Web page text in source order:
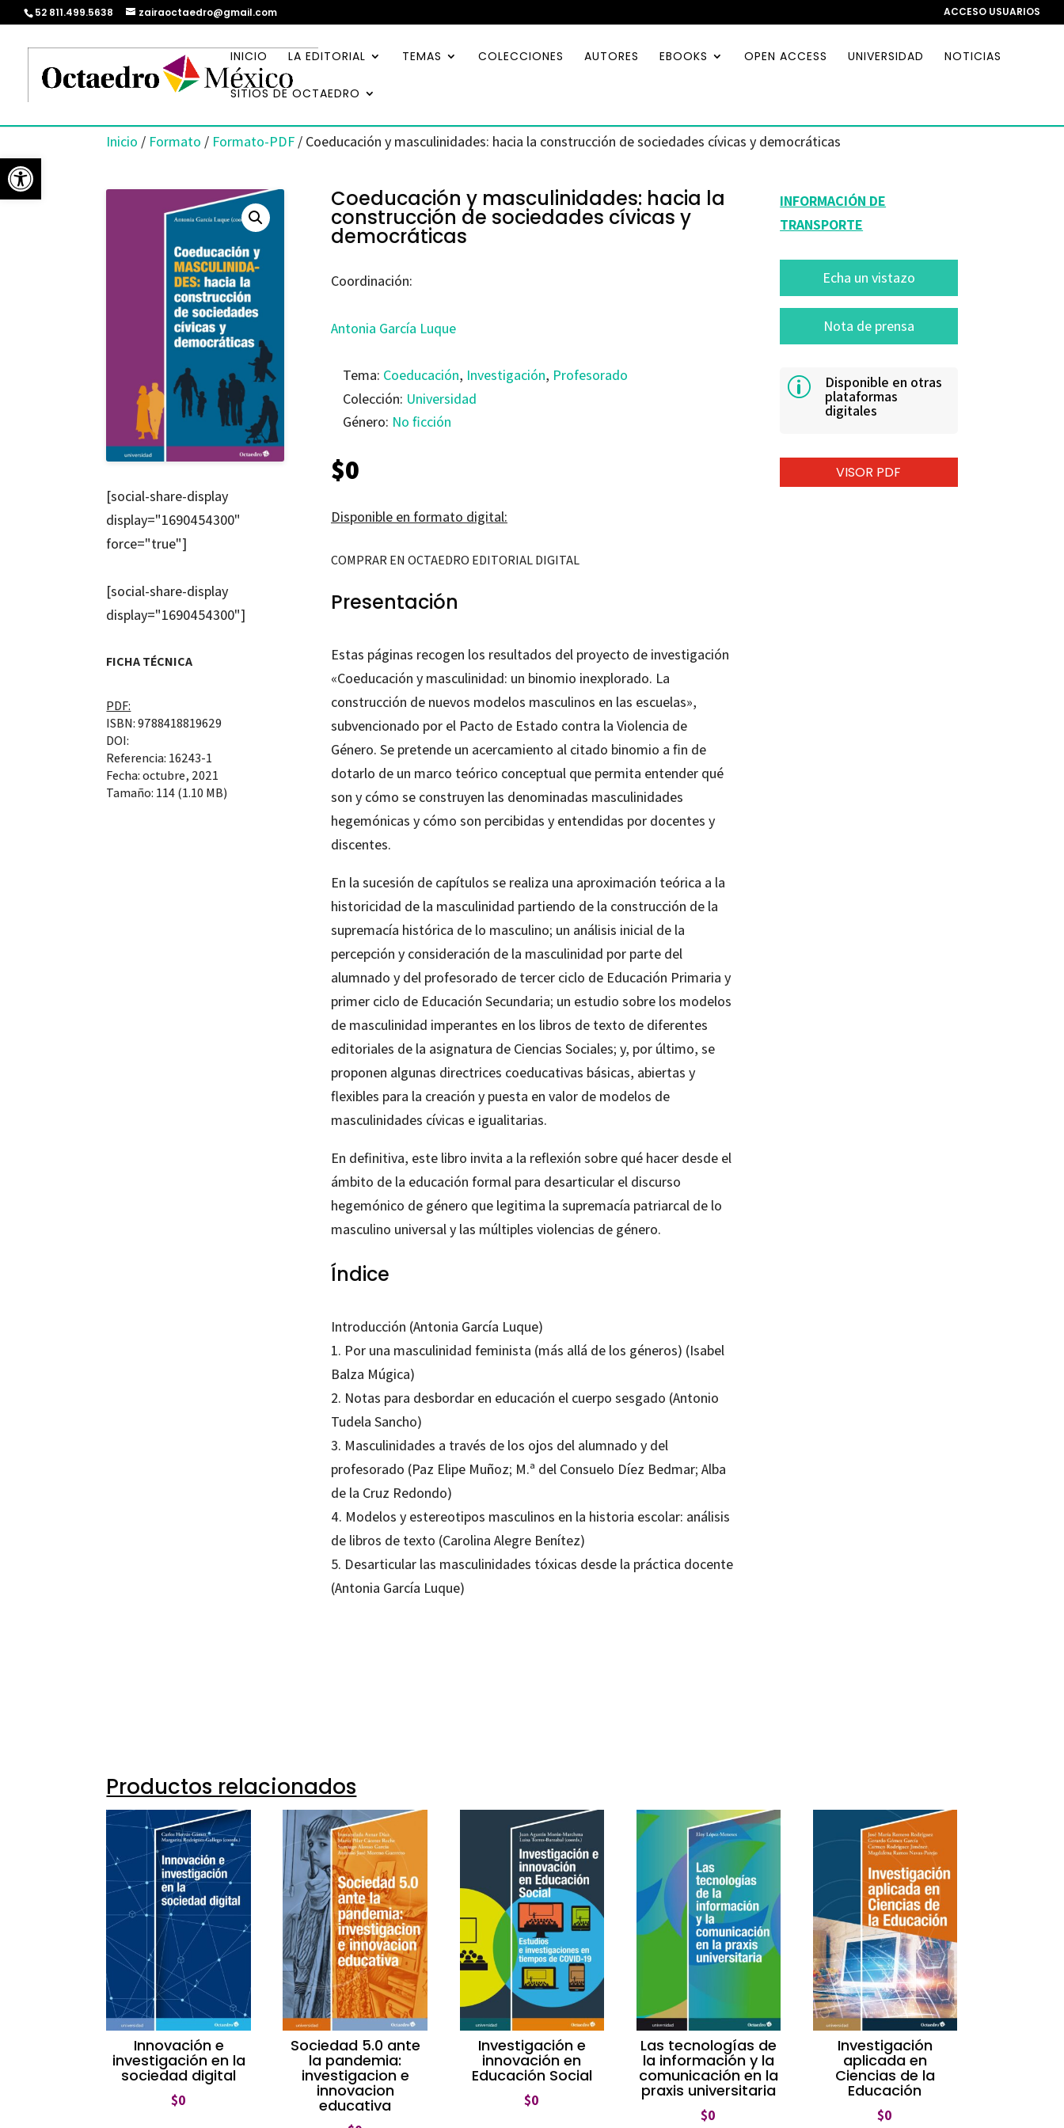
Abrir barra de herramientas
52 811.499.5638 zairaoctaedro@gmail.com ACCESO USUARIOS
INICIO LA EDITORIAL TEMAS COLECCIONES AUTORES EBOOKS OPEN ACCESS UNIVERSIDAD NOTICIAS
SITIOS DE OCTAEDRO
Inicio / Formato / Formato-PDF / Coeducación y masculinidades: hacia la construcción de sociedades cívicas y democráticas
[social-share-display
display="1690454300"
force="true"]
[social-share-display
display="1690454300"]
FICHA TÉCNICA
PDF:
ISBN: 9788418819629
DOI:
Referencia: 16243-1
Fecha: octubre, 2021
Tamaño: 114 (1.10 MB)
Coeducación y masculinidades: hacia la
construcción de sociedades cívicas y
democráticas
Coordinación:
Antonia García Luque
Tema: Coeducación, Investigación, Profesorado
Colección: Universidad
Género: No ficción
$0
Disponible en formato digital:
COMPRAR EN OCTAEDRO EDITORIAL DIGITAL
Presentación
Estas páginas recogen los resultados del proyecto de investigación
«Coeducación y masculinidad: un binomio inexplorado. La
construcción de nuevos modelos masculinos en las escuelas»,
subvencionado por el Pacto de Estado contra la Violencia de
Género. Se pretende un acercamiento al citado binomio a fin de
dotarlo de un marco teórico conceptual que permita entender qué
son y cómo se construyen las denominadas masculinidades
hegemónicas y cómo son percibidas y entendidas por docentes y
discentes.
En la sucesión de capítulos se realiza una aproximación teórica a la
historicidad de la masculinidad partiendo de la construcción de la
supremacía histórica de lo masculino; un análisis inicial de la
percepción y consideración de la masculinidad por parte del
alumnado y del profesorado de tercer ciclo de Educación Primaria y
primer ciclo de Educación Secundaria; un estudio sobre los modelos
de masculinidad imperantes en los libros de texto de diferentes
editoriales de la asignatura de Ciencias Sociales; y, por último, se
proponen algunas directrices coeducativas básicas, abiertas y
flexibles para la creación y puesta en valor de modelos de
masculinidades cívicas e igualitarias.
En definitiva, este libro invita a la reflexión sobre qué hacer desde el
ámbito de la educación formal para desarticular el discurso
hegemónico de género que legitima la supremacía patriarcal de lo
masculino universal y las múltiples violencias de género.
Índice
Introducción (Antonia García Luque)
1. Por una masculinidad feminista (más allá de los géneros) (Isabel
Balza Múgica)
2. Notas para desbordar en educación el cuerpo sesgado (Antonio
Tudela Sancho)
3. Masculinidades a través de los ojos del alumnado y del
profesorado (Paz Elipe Muñoz; M.ª del Consuelo Díez Bedmar; Alba
de la Cruz Redondo)
4. Modelos y estereotipos masculinos en la historia escolar: análisis
de libros de texto (Carolina Alegre Benítez)
5. Desarticular las masculinidades tóxicas desde la práctica docente
(Antonia García Luque)
INFORMACIÓN DE
TRANSPORTE
Echa un vistazo
Nota de prensa
p Disponible en otras
plataformas
digitales
VISOR PDF
Productos relacionados
Innovación e
investigación en la
sociedad digital
$0
Sociedad 5.0 ante
la pandemia:
investigacion e
innovacion
educativa
Investigación e
innovación en
Educación Social
$0
Las tecnologías de
la información y la
comunicación en la
praxis universitaria
$0
Investigación
aplicada en
Ciencias de la
Educación
$0